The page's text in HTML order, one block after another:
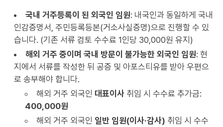
국내 거주등록이 된 외국인 임원: 내국인과 동일하게 국내
인감증명서, 주민등록등본(거소사실증명)으로 진행할 수 있
습니다. (기존 서류 검토 수수료 1인당 30,000원 유지)
해외 거주 중이며 국내 방문이 불가능한 외국인 임원: 현
지에서 서류를 작성한 뒤 공증 및 아포스티유를 받아 우편으
로 송부해야 합니다.
해외 거주 외국인 대표이사 취임 시 수수료 추가금:
400,000원
해외 거주 외국인 일반 임원(이사·감사) 취임 시 수수